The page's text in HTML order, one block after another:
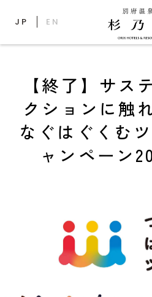
JP EN
【終了】サス
クションに触
なぐはぐくむ
ャンペーン